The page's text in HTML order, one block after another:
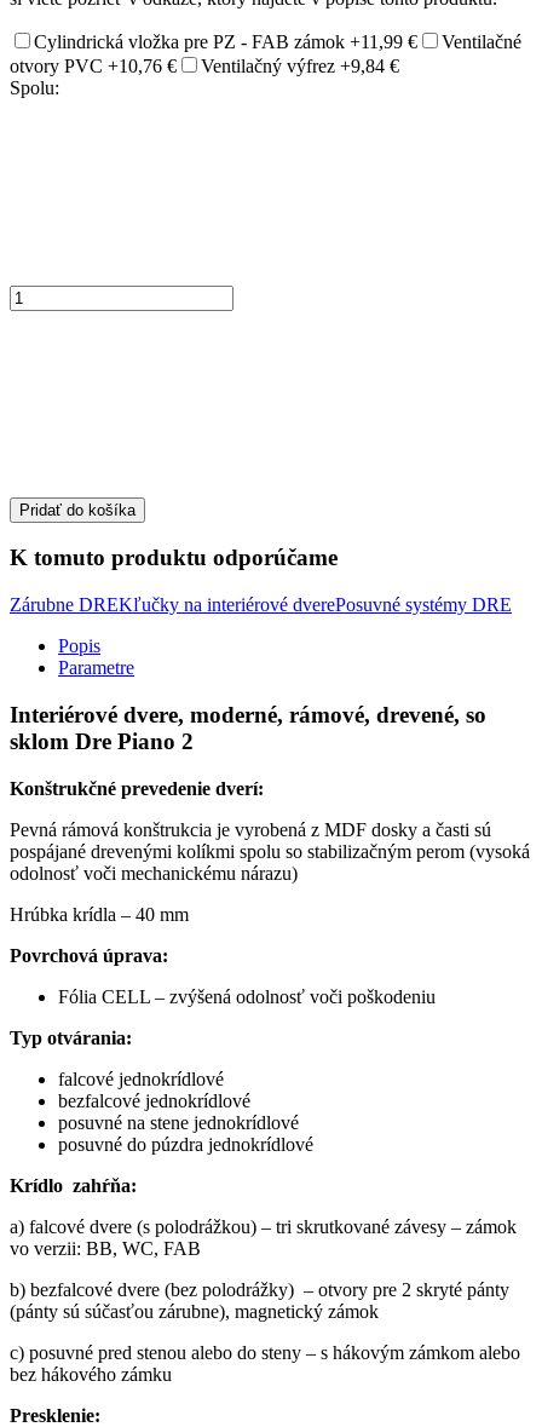
Cylindrická vložka pre PZ - FAB zámok +11,99 €
Ventilačné
otvory PVC +10,76 € Ventilačný výfrez +9,84 €
Spolu:
Pridať do košíka
K tomuto produktu odporúčame
Zárubne DREKľučky na interiérové dverePosuvné systémy DRE
Popis
Parametre
Interiérové dvere, moderné, rámové, drevené, so
sklom Dre Piano 2
Konštrukčné prevedenie dverí:
Pevná rámová konštrukcia je vyrobená z MDF dosky a časti sú
pospájané drevenými kolíkmi spolu so stabilizačným perom (vysoká
odolnosť voči mechanickému nárazu)
Hrúbka krídla – 40 mm
Povrchová úprava:
Fólia CELL – zvýšená odolnosť voči poškodeniu
Typ otvárania:
falcové jednokrídlové
bezfalcové jednokrídlové
posuvné na stene jednokrídlové
posuvné do púzdra jednokrídlové
Krídlo zahŕňa:
a) falcové dvere (s polodrážkou) – tri skrutkované závesy – zámok
vo verzii: BB, WC, FAB
b) bezfalcové dvere (bez polodrážky) – otvory pre 2 skryté pánty
(pánty sú súčasťou zárubne), magnetický zámok
c) posuvné pred stenou alebo do steny – s hákovým zámkom alebo
bez hákového zámku
Presklenie: